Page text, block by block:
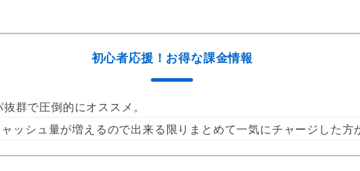
初心者応援！お得な課金情報
抜群で圧倒的にオススメ。
ッシュ量が増えるので出来る限りまとめて一気にチャージした方